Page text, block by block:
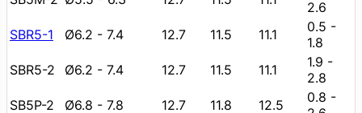
2.6
SBR5-1
Ø6.2 - 7.4 12.7 11.5 11.1
0.5 -
1.8
SBR5-2
Ø6.2 - 7.4 12.7 11.5 11.1
1.9 -
2.8
SB5P-2
Ø6.8 - 7.8 12.7 11.8 12.5
0.8 -